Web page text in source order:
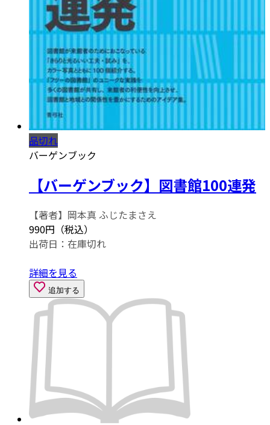
品切れ
バーゲンブック
【バーゲンブック】図書館100連発
【著者】岡本真 ふじたまさえ
990円（税込）
出荷日： 在庫切れ
詳細を見る
追加する